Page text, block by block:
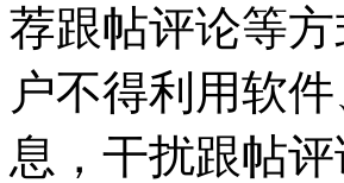
荐跟帖评论等
户不得利用软
息，干扰跟帖